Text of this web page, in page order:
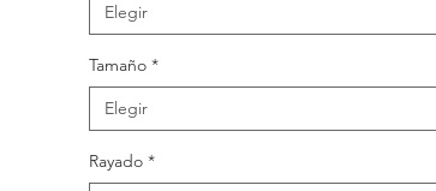
Elegir
Tamaño *
Elegir
Rayado *